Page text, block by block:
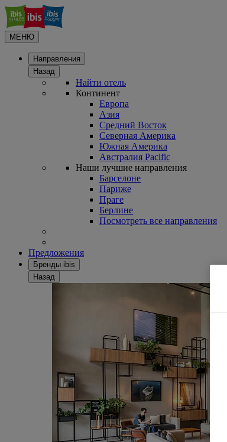
МЕНЮ
Направления
Назад
Найти отель
Континент
Европа
Азия
Средний Восток
Северная Америка
Южная Америка
Австралия Pacific
Наши лучшие направления
Барселоне
Париже
Праге
Берлине
Посмотреть все направления
Предложения
Бренды ibis
Назад